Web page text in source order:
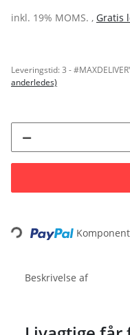
inkl. 19% MOMS. , Gratis
Leveringstid:3 -
anderledes)
Loading...
Beskrivelse af